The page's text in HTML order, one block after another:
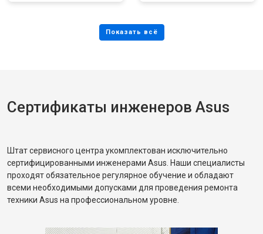
Сертификаты инженеров Asus
Штат сервисного центра укомплектован исключительно
сертифицированными инженерами Asus. Наши специалисты
проходят обязательное регулярное обучение и обладают
всеми необходимыми допусками для проведения ремонта
техники Asus на профессиональном уровне.